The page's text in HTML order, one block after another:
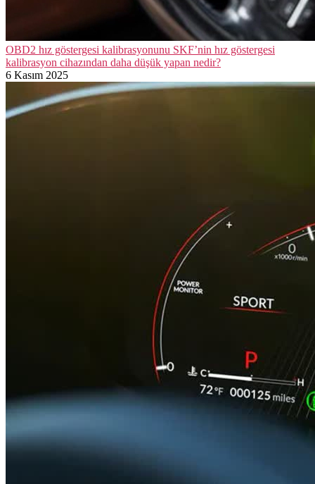
OBD2 hız göstergesi kalibrasyonunu SKF’nin hız göstergesi
kalibrasyon cihazından daha düşük yapan nedir?
6 Kasım 2025